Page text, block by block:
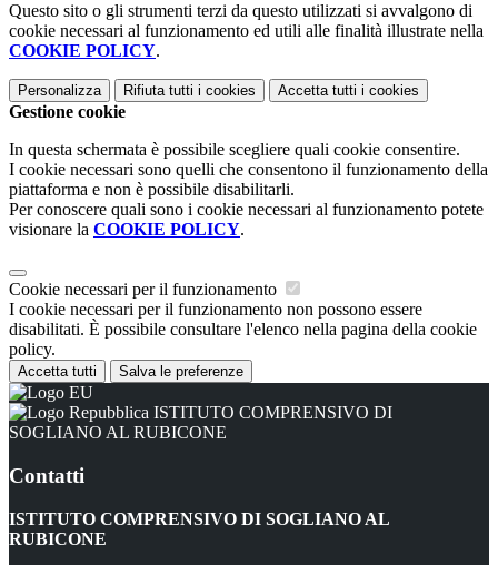
Questo sito o gli strumenti terzi da questo utilizzati si avvalgono di
cookie necessari al funzionamento ed utili alle finalità illustrate nella
COOKIE POLICY.
Personalizza Rifiuta tutti i cookies Accetta tutti i cookies
Gestione cookie
In questa schermata è possibile scegliere quali cookie consentire.
I cookie necessari sono quelli che consentono il funzionamento della
piattaforma e non è possibile disabilitarli.
Per conoscere quali sono i cookie necessari al funzionamento potete
visionare la COOKIE POLICY.
Cookie necessari per il funzionamento
I cookie necessari per il funzionamento non possono essere
disabilitati. È possibile consultare l'elenco nella pagina della cookie
policy.
Accetta tutti Salva le preferenze
ISTITUTO COMPRENSIVO DI
SOGLIANO AL RUBICONE
Contatti
ISTITUTO COMPRENSIVO DI SOGLIANO AL
RUBICONE